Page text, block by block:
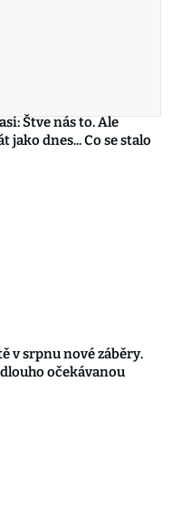
Štve nás to. Ale
jako dnes... Co se stalo
v srpnu nové záběry.
očekávanou